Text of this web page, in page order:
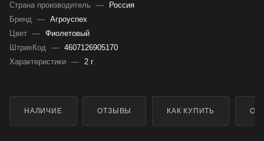
Страна производитель
—
Россия
Бренд — Агроуспех
Цвет — Фиолетовый
ШтрихКод — 4607126905170
Характеристики — 2 г
НАЛИЧИЕ ОТЗЫВЫ КАК КУПИТЬ